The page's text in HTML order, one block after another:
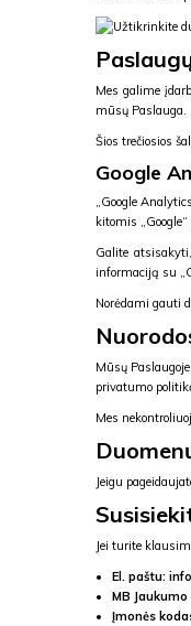
Mes galime
mūsų Paslauga.
Šios trečiosios
Google
„Google
kitomis
Galite
informaciją su
Norėdami gauti
Mūsų
privatumo
Mes
Jeigu
Jei turite
El. paštu:
MB
Įmonės